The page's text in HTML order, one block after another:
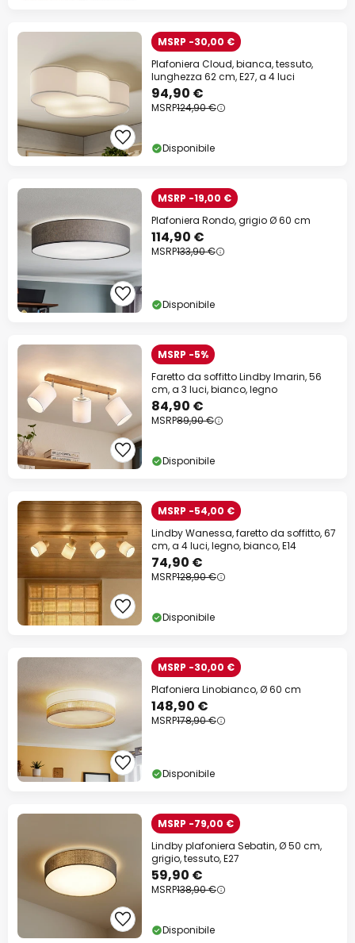
MSRP -30,00 €
Plafoniera Cloud, bianca, tessuto,
lunghezza 62 cm, E27, a 4 luci
94,90 €
MSRP124,90 €
Disponibile
MSRP -19,00 €
Plafoniera Rondo, grigio Ø 60 cm
114,90 €
MSRP133,90 €
Disponibile
MSRP -5%
Faretto da soffitto Lindby Imarin, 56
cm, a 3 luci, bianco, legno
84,90 €
MSRP89,90 €
Disponibile
MSRP -54,00 €
Lindby Wanessa, faretto da soffitto, 67
cm, a 4 luci, legno, bianco, E14
74,90 €
MSRP128,90 €
Disponibile
MSRP -30,00 €
Plafoniera Linobianco, Ø 60 cm
148,90 €
MSRP178,90 €
Disponibile
MSRP -79,00 €
Lindby plafoniera Sebatin, Ø 50 cm,
grigio, tessuto, E27
59,90 €
MSRP138,90 €
Disponibile